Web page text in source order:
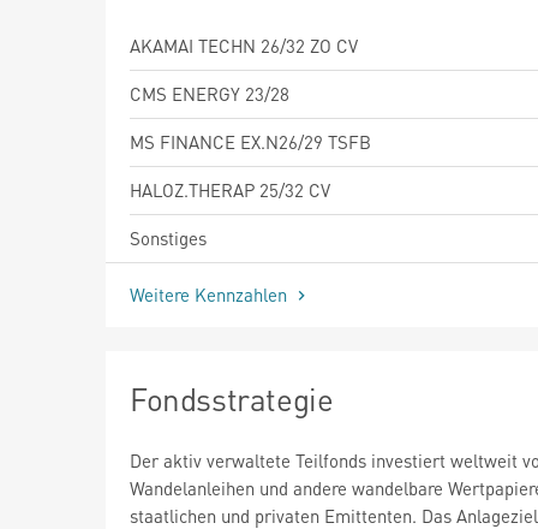
AKAMAI TECHN 26/32 ZO CV
CMS ENERGY 23/28
MS FINANCE EX.N26/29 TSFB
HALOZ.THERAP 25/32 CV
Sonstiges
Weitere Kennzahlen
Fondsstrategie
Der aktiv verwaltete Teilfonds investiert weltweit
Wandelanleihen und andere wandelbare
staatlichen und privaten Emittenten. Das